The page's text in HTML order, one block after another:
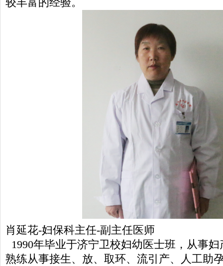
较丰富的经验。
肖延花-妇保科主任-副主任医师
1990年毕业于济宁卫校妇幼医士班，从事
熟练从事接生、放、取环、流引产、人工助